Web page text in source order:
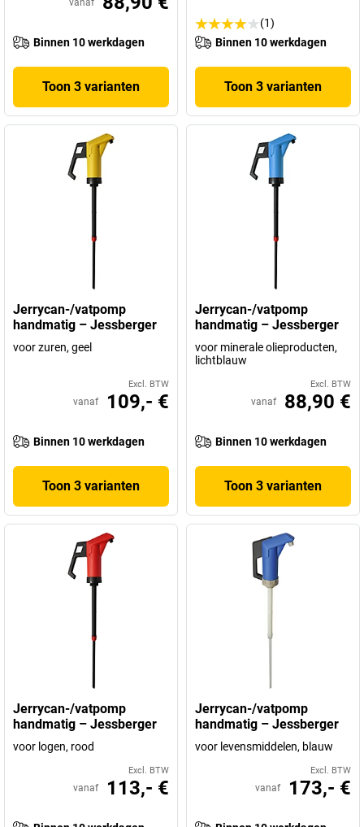
vanaf
Binnen 10 werkdagen
Toon 3 varianten
(1)
Binnen 10 werkdagen
Toon 3 varianten
Jerrycan-/vatpomp
handmatig – Jessberger
voor zuren, geel
Excl. BTW
vanaf 109,- €
Binnen 10 werkdagen
Toon 3 varianten
Jerrycan-/vatpomp
handmatig – Jessberger
voor minerale olieproducten,
lichtblauw
Excl. BTW
vanaf 88,90 €
Binnen 10 werkdagen
Toon 3 varianten
Jerrycan-/vatpomp
handmatig – Jessberger
voor logen, rood
Excl. BTW
vanaf 113,- €
Jerrycan-/vatpomp
handmatig – Jessberger
voor levensmiddelen, blauw
Excl. BTW
vanaf 173,- €